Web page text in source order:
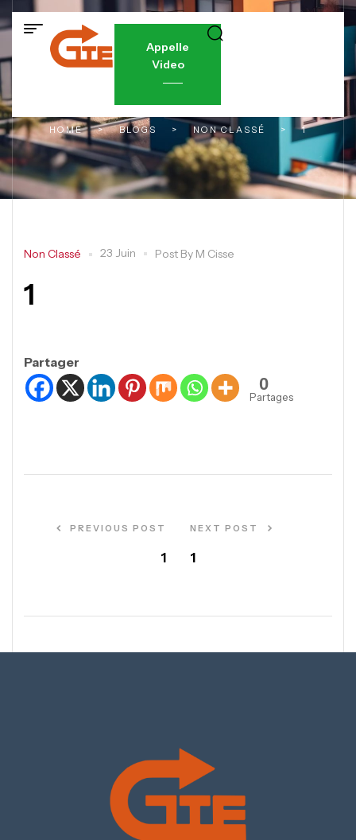
Appelle
Video
HOME > BLOGS > NON CLASSÉ > 1
Non Classé 23 Juin Post By M Cisse
1
Partager
0
Partages
PREVIOUS POST
1
NEXT POST
1